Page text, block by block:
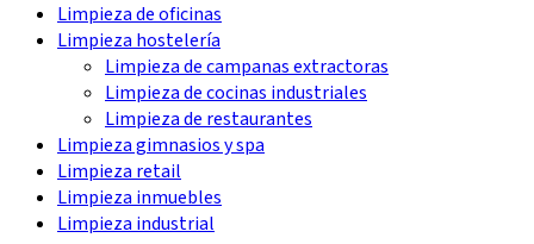
Limpieza de oficinas
Limpieza hostelería
Limpieza de campanas extractoras
Limpieza de cocinas industriales
Limpieza de restaurantes
Limpieza gimnasios y spa
Limpieza retail
Limpieza inmuebles
Limpieza industrial